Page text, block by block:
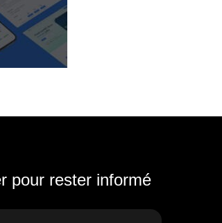
pour rester informé